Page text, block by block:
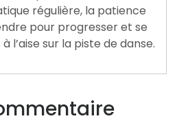
régulière, la patience
pour progresser et se
l’aise sur la piste de danse.